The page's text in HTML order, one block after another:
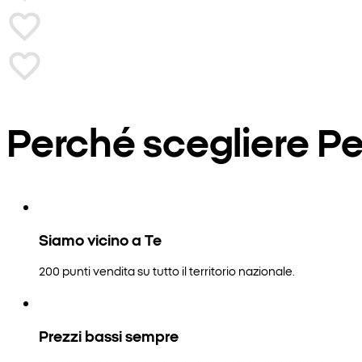
Perché scegliere
Siamo vicino a Te
200 punti vendita su tutto il territorio nazionale.
Prezzi bassi sempre